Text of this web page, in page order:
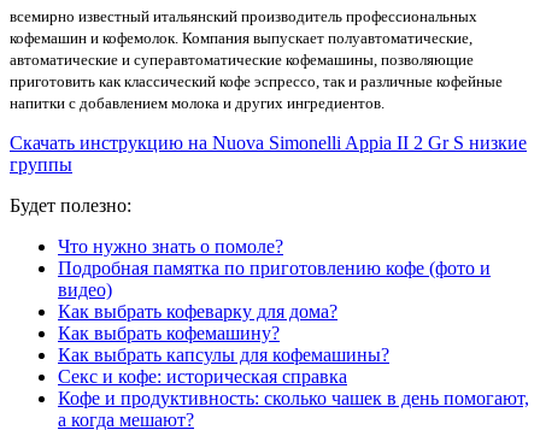
всемирно известный итальянский производитель профессиональных
кофемашин и кофемолок. Компания выпускает полуавтоматические,
автоматические и суперавтоматические кофемашины, позволяющие
приготовить как классический кофе эспрессо, так и различные кофейные
напитки с добавлением молока и других ингредиентов.
Скачать инструкцию на Nuova Simonelli Appia II 2 Gr S низкие
группы
Будет полезно:
Что нужно знать о помоле?
Подробная памятка по приготовлению кофе (фото и
видео)
Как выбрать кофеварку для дома?
Как выбрать кофемашину?
Как выбрать капсулы для кофемашины?
Секс и кофе: историческая справка
Кофе и продуктивность: сколько чашек в день помогают,
а когда мешают?